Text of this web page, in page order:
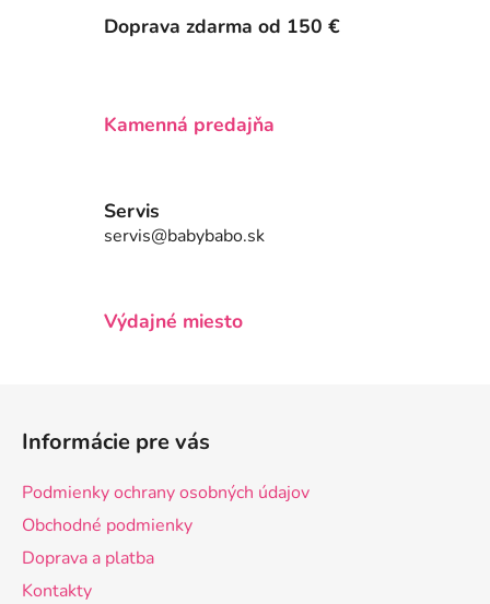
á
d
i
e
k
Doprava zdarma od 150 €
Kamenná predajňa
Servis
servis@babybabo.sk
Výdajné miesto
Informácie pre vás
Podmienky ochrany osobných údajov
Obchodné podmienky
Doprava a platba
Kontakty